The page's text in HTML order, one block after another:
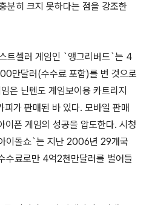
분히 크지 못하다는 점을 강조한
트셀러 게임인 `앵그리버드`는 4
만달러(수수료 포함)를 번 것으로
은 닌텐도 게임보이용 카트리지
가 판매된 바 있다. 모바일 판매
이폰 게임의 성공을 압도한다. 시청
이돌쇼`는 지난 2006년 29개국
수료로만 4억2천만달러를 벌어들